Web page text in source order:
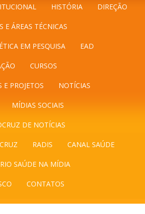
HISTÓRIA DIREÇÃO
E ÁREAS TÉCNICAS
EM PESQUISA EAD
CURSOS
E PROJETOS NOTÍCIAS
MÍDIAS SOCIAIS
DE NOTÍCIAS
RADIS CANAL SAÚDE
SAÚDE NA MÍDIA
CONTATOS